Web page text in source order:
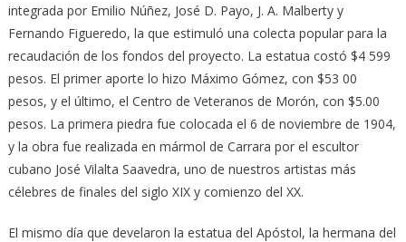
integrada por Emilio Núñez, José D. Payo, J. A. Malberty y
Fernando Figueredo, la que estimuló una colecta popular para la
recaudación de los fondos del proyecto. La estatua costó $4 599
pesos. El primer aporte lo hizo Máximo Gómez, con $53 00
pesos, y el último, el Centro de Veteranos de Morón, con $5.00
pesos. La primera piedra fue colocada el 6 de noviembre de 1904,
y la obra fue realizada en mármol de Carrara por el escultor
cubano José Vilalta Saavedra, uno de nuestros artistas más
célebres de finales del siglo XIX y comienzo del XX.
El mismo día que develaron la estatua del Apóstol, la hermana del